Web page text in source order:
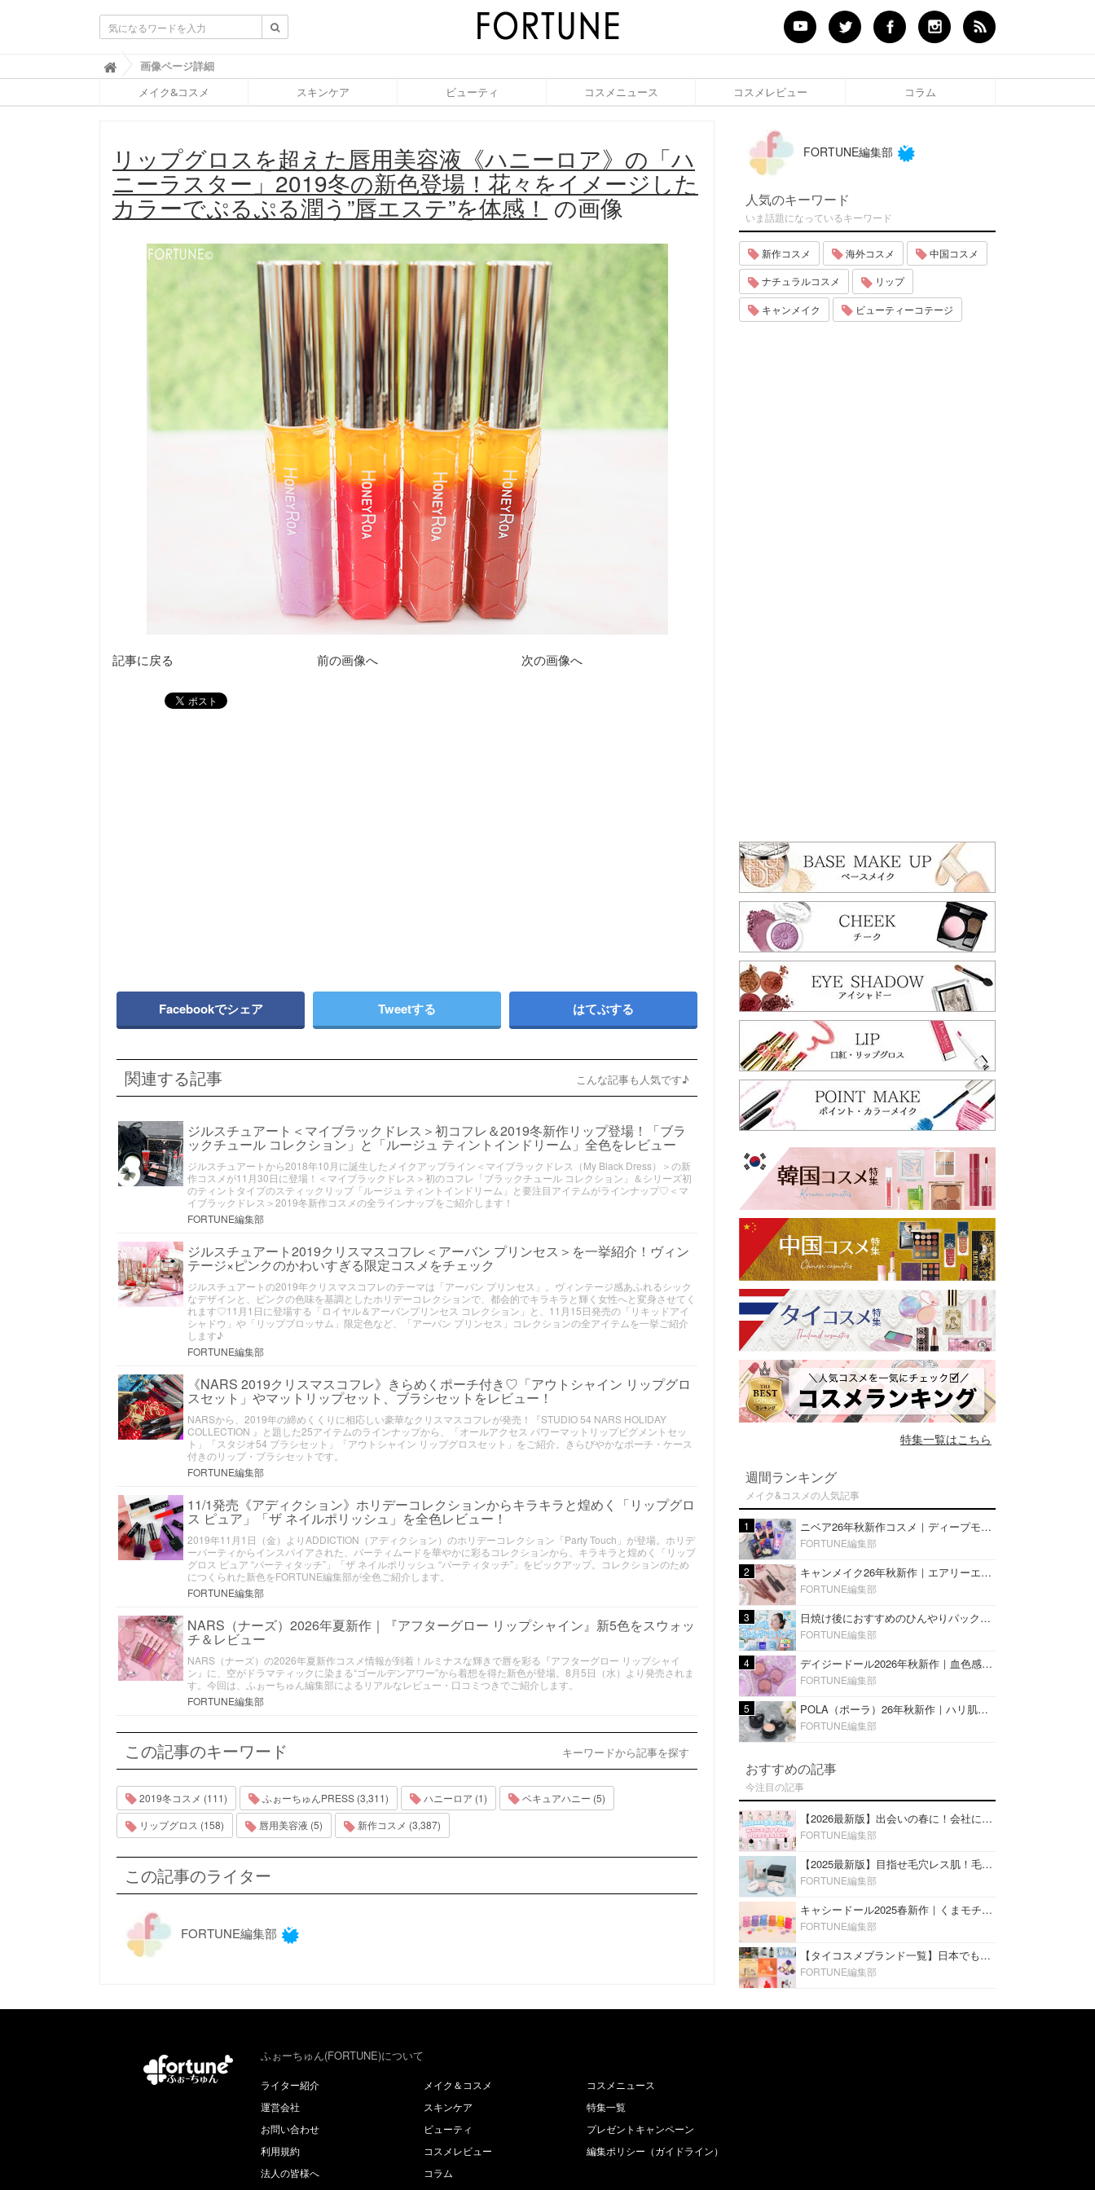
ふ
ぉ
ち
(
F
O
R
T
画像ページ詳細
メイク&コスメ スキンケア ビューティ コスメニュース コスメレビュー コラム
リップグロスを超えた唇用美容液《ハニーロア》の「ハ
ニーラスター」2019冬の新色登場！花々をイメージした
カラーでぷるぷる潤う”唇エステ”を体感！の画像
記事に戻る 前の画像へ 次の画像へ
Facebookでシェア Tweetする はてぶする
関連する記事 こんな記事も人気です♪
ジルスチュアート＜マイブラックドレス＞初コフレ＆2019冬新作リップ登場！「ブラ
ックチュール コレクション」と「ルージュ ティントインドリーム」全色をレビュー
ジルスチュアートから2018年10月に誕生したメイクアップライン＜マイブラックドレス（My Black Dress）＞の新
作コスメが11月30日に登場！＜マイブラックドレス＞初のコフレ「ブラックチュール コレクション」＆シリーズ初
のティントタイプのスティックリップ「ルージュ ティントインドリーム」と要注目アイテムがラインナップ♡＜マ
イブラックドレス＞2019冬新作コスメの全ラインナップをご紹介します！
FORTUNE編集部
ジルスチュアート2019クリスマスコフレ＜アーバン プリンセス＞を一挙紹介！ヴィン
テージ×ピンクのかわいすぎる限定コスメをチェック
ジルスチュアートの2019年クリスマスコフレのテーマは「アーバン プリンセス」。ヴィンテージ感あふれるシック
なデザインと、ピンクの色味を基調としたホリデーコレクションで、都会的でキラキラと輝く女性へと変身させてく
れます♡11月1日に登場する「ロイヤル＆アーバンプリンセス コレクション」と、11月15日発売の「リキッドアイ
シャドウ」や「リップブロッサム」限定色など、「アーバン プリンセス」コレクションの全アイテムを一挙ご紹介
します♪
FORTUNE編集部
《NARS 2019クリスマスコフレ》きらめくポーチ付き♡「アウトシャイン リップグロ
スセット」やマットリップセット、ブラシセットをレビュー！
NARSから、2019年の締めくくりに相応しい豪華なクリスマスコフレが発売！『STUDIO 54 NARS HOLIDAY
COLLECTION 』と題した25アイテムのラインナップから、「オールアクセス パワーマットリップピグメントセッ
ト」「スタジオ54 ブラシセット」「アウトシャイン リップグロスセット」をご紹介。きらびやかなポーチ・ケース
付きのリップ・ブラシセットです。
FORTUNE編集部
11/1発売《アディクション》ホリデーコレクションからキラキラと煌めく「リップグロ
ス ピュア」「ザ ネイルポリッシュ」を全色レビュー！
2019年11月1日（金）よりADDICTION（アディクション）のホリデーコレクション「Party Touch」が登場。ホリデ
ーパーティからインスパイアされた、パーティムードを華やかに彩るコレクションから、キラキラと煌めく「リップ
グロス ピュア “パーティタッチ”」「ザ ネイルポリッシュ “パーティタッチ”」をピックアップ。コレクションのため
につくられた新色をFORTUNE編集部が全色ご紹介します。
FORTUNE編集部
NARS（ナーズ）2026年夏新作｜『アフターグロー リップシャイン』新5色をスウォッ
チ＆レビュー
NARS（ナーズ）の2026年夏新作コスメ情報が到着！ルミナスな輝きで唇を彩る『アフターグロー リップシャイ
ン』に、空がドラマティックに染まる“ゴールデンアワー”から着想を得た新色が登場。8月5日（水）より発売されま
す。今回は、ふぉーちゅん編集部によるリアルなレビュー・口コミつきでご紹介します。
FORTUNE編集部
この記事のキーワード キーワードから記事を探す
2019冬コスメ (111) ふぉーちゅんPRESS (3,311) ハニーロア (1)
ベキュアハニー (5)
リップグロス (158)
唇用美容液 (5) 新作コスメ (3,387)
この記事のライター
FORTUNE編集部
FORTUNE編集部
人気のキーワード
いま話題になっているキーワード
新作コスメ 海外コスメ 中国コスメ
ナチュラルコスメ リップ
キャンメイク ビューティーコテージ
特集一覧はこちら
週間ランキング
メイク&コスメの人気記事
1 ニベア26年秋新作コスメ｜ディープモイスチャーリップの美容液タイプや2in1ボディクリームスクラブも
FORTUNE編集部
2 キャンメイク26年秋新作｜エアリーエクステンションライナー＆カールスナイパーマスカラ新色をレビュー
FORTUNE編集部
3 日焼け後におすすめのひんやりパック14選｜暑い夏にぴったりな冷凍／鎮静／うるおいチャージマスクを紹介
FORTUNE編集部
4 デイジードール2026年秋新作｜血色感が可愛い♡『パウダー ブラッシュ ブルーム』新3色をレビュー
FORTUNE編集部
5 POLA（ポーラ）26年秋新作｜ハリ肌を叶える『B.A デイ プランプ ファンデーション』を口コミ
FORTUNE編集部
おすすめの記事
今注目の記事
【2026最新版】出会いの春に！会社にもおすすめの好印象な香水14選♡ビジネスの場での香水マナーも
FORTUNE編集部
【2025最新版】目指せ毛穴レス肌！毛穴を埋めて隠す「おすすめ部分用下地＆プライマー」ランキング♡
FORTUNE編集部
キャシードール2025春新作｜くまモチーフのミニリップ「シャイニーベア リップモイスト」をレビュー♡
FORTUNE編集部
【タイコスメブランド一覧】日本でも人気沸騰中の“タイコスメ”ブランド20選！
FORTUNE編集部
ふぉーちゅん(FORTUNE)について
ライター紹介
運営会社
お問い合わせ
利用規約
法人の皆様へ
メイク＆コスメ
スキンケア
ビューティ
コスメレビュー
コラム
コスメニュース
特集一覧
プレゼントキャンペーン
編集ポリシー（ガイドライン）